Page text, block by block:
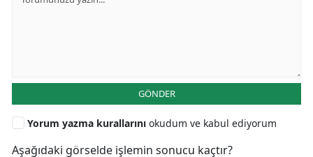
GÖNDER
Yorum yazma kurallarını okudum ve kabul ediyorum
Aşağıdaki görselde işlemin sonucu kaçtır?